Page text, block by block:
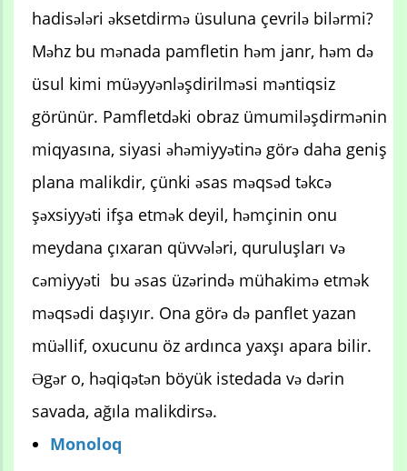
hadisələri əksetdirmə üsuluna çevrilə bilərmi?
Məhz bu mənada pamfletin həm janr, həm də
üsul kimi müəyyənləşdirilməsi məntiqsiz
görünür. Pamfletdəki obraz ümumiləşdirmənin
miqyasına, siyasi əhəmiyyətinə görə daha geniş
plana malikdir, çünki əsas məqsəd təkcə
şəxsiyyəti ifşa etmək deyil, həmçinin onu
meydana çıxaran qüvvələri, quruluşları və
cəmiyyəti bu əsas üzərində mühakimə etmək
məqsədi daşıyır. Ona görə də panflet yazan
müəllif, oxucunu öz ardınca yaxşı apara bilir.
Əgər o, həqiqətən böyük istedada və dərin
savada, ağıla malikdirsə.
Monoloq